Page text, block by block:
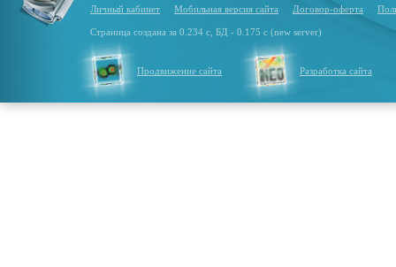
Личный кабинет Мобильная версия сайта Договор-оферта
Страница создана за 0.234 с, БД - 0.175 с (new server)
Продвижение сайта Разработка сайта